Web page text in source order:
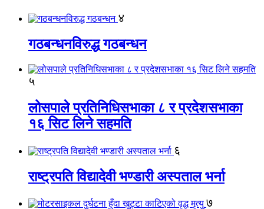
४
गठबन्धनविरुद्ध गठबन्धन
५
लोसपाले प्रतिनिधिसभाका ८ र प्रदेशसभाका
१६ सिट लिने सहमति
६
राष्ट्रपति विद्यादेवी भण्डारी अस्पताल भर्ना
७